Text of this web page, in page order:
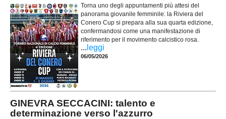
Torna uno degli appuntamenti più attesi del
panorama giovanile femminile: la Riviera del
Conero Cup si prepara alla sua quarta edizione,
confermandosi come una manifestazione di
riferimento per il movimento calcistico rosa.
... leggi
06/05/2026
GINEVRA SECCACINI: talento e
determinazione verso l'azzurro